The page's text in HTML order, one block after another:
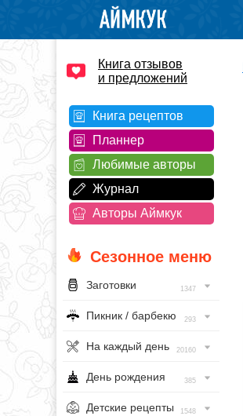
Книга отзывов
и предложений
Книга рецептов
Планнер
Любимые авторы
Журнал
Авторы Аймкук
Сезонное меню
Заготовки 1347
Пикник / барбекю 293
На каждый день 20160
День рождения 385
Детские рецепты 1548